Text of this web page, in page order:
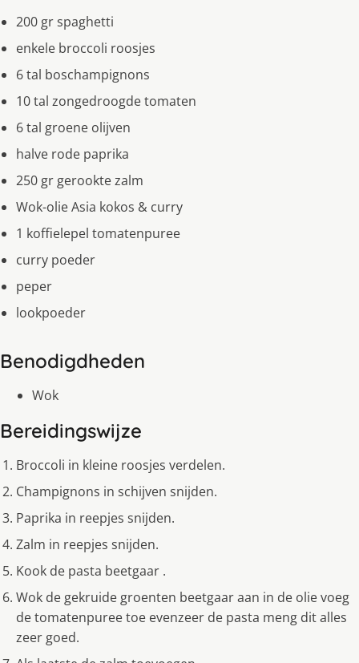
200 gr spaghetti
enkele broccoli roosjes
6 tal boschampignons
10 tal zongedroogde tomaten
6 tal groene olijven
halve rode paprika
250 gr gerookte zalm
Wok-olie Asia kokos & curry
1 koffielepel tomatenpuree
curry poeder
peper
lookpoeder
Benodigdheden
Wok
Bereidingswijze
Broccoli in kleine roosjes verdelen.
Champignons in schijven snijden.
Paprika in reepjes snijden.
Zalm in reepjes snijden.
Kook de pasta beetgaar .
Wok de gekruide groenten beetgaar aan in de olie voeg
de tomatenpuree toe evenzeer de pasta meng dit alles
zeer goed.